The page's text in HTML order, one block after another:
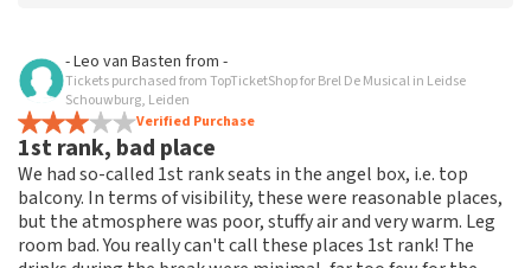
Review of Wil Scheepers about
Unrealistic prices
Review is translated Show Original
Beste Wil, Bedankt voor het schrijven van een review
op onze website. Uw feedback vinden wij erg belangrijk.
Reaction from TopTicketShop
- Leo van Basten from -
Tickets purchased from TopTicketShop for Brel De Musical in Leidse
Schouwburg, Leiden
Verified Purchase
1st rank, bad place
We had so-called 1st rank seats in the angel box, i.e. top
balcony. In terms of visibility, these were reasonable places,
but the atmosphere was poor, stuffy air and very warm. Leg
room bad. You really can't call these places 1st rank! The